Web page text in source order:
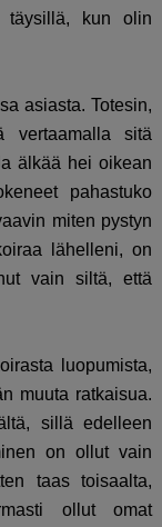
täysillä, kun olin
asiasta. Totesin,
vertaamalla sitä
älkää hei oikean
pahastuko
miten pystyn
lähelleni, on
vain siltä, että
luopumista,
muuta ratkaisua.
sillä edelleen
on ollut vain
taas toisaalta,
ollut omat